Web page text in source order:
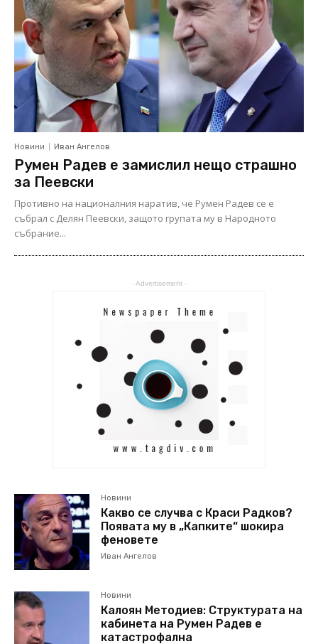
Новини Иван Ангелов
Румен Радев е замислил нещо страшно
за Пеевски
Противно на националния наратив, че Румен Радев се е
събрал с Делян Пеевски, защото групата му в Народното
събрание...
- Advertisement -
Новини
Какво се случва с Краси Радков?
Появата му в „Капките“ шокира
феновете
Иван Ангелов
Новини
Калоян Методиев: Структурата на
кабинета на Румен Радев е
катастрофална